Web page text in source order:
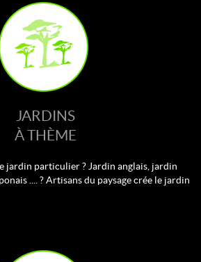
JARDINS
À THÈME
jardin particulier ? Jardin anglais, jardin
.... ? Artisans du paysage crée le jardin